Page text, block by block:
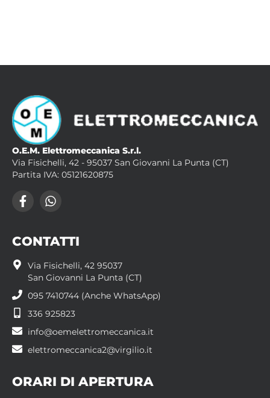
O.E.M. Elettromeccanica S.r.l.
Via Fisichelli, 42 - 95037 San Giovanni La Punta (CT)
Partita IVA: 05121620875
CONTATTI
Via Fisichelli, 42 95037
San Giovanni La Punta (CT)
095 7410744 (Anche WhatsApp)
336 925823
info@oemelettromeccanica.it
elettromeccanica2@virgilio.it
ORARI DI APERTURA